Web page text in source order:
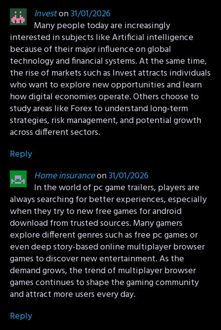
Investon31/01/2026
Many people today are increasingly
interested in subjects like Artificial intelligence
because of their major influence on global
technology and financial systems. At the same time,
the rise of markets such as Invest attracts individuals
who want to explore new opportunities and learn
how digital economies operate. Others choose to
study areas like Forex to understand long‑term
strategies, risk management, and potential growth
across different sectors.
Reply
Home insuranceon31/01/2026
In the world of pc game trailers, players are
always searching for better experiences, especially
when they try to new free games for android
download from trusted sources. Many gamers
explore different genres such as free pc games or
even deep story-based online multiplayer browser
games to discover new entertainment. As the
demand grows, the trend of multiplayer browser
games continues to shape the gaming community
and attract more users every day.
Reply